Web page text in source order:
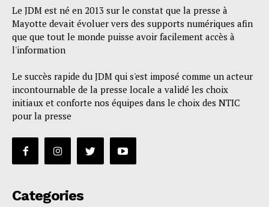
Le JDM est né en 2013 sur le constat que la presse à
Mayotte devait évoluer vers des supports numériques afin
que que tout le monde puisse avoir facilement accès à
l'information
Le succès rapide du JDM qui s'est imposé comme un acteur
incontournable de la presse locale a validé les choix
initiaux et conforte nos équipes dans le choix des NTIC
pour la presse
Categories